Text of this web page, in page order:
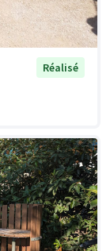
Réalisé